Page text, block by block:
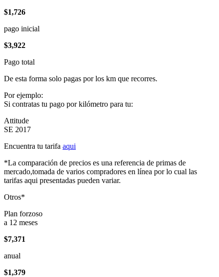
$1,726
pago inicial
$3,922
Pago total
De esta forma solo pagas por los km que recorres.
Por ejemplo:
Si contratas tu pago por kilómetro para tu:
Attitude
SE 2017
Encuentra tu tarifa aqui
*La comparación de precios es una referencia de primas de
mercado,tomada de varios compradores en línea por lo cual las
tarifas aqui presentadas pueden variar.
Otros*
Plan forzoso
a 12 meses
$7,371
anual
$1,379